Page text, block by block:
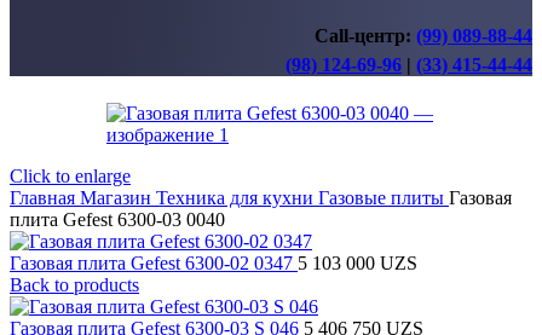
Call-центр: (99) 089-88-44
(98) 124-69-96 | (33) 415-44-44
Click to enlarge
Главная Магазин Техника для кухни Газовые плиты Газовая
плита Gefest 6300-03 0040
Газовая плита Gefest 6300-02 0347 5 103 000 UZS
Back to products
Газовая плита Gefest 6300-03 S 046 5 406 750 UZS